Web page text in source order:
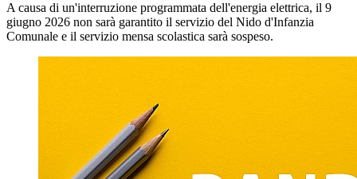
A causa di un'interruzione programmata dell'energia elettrica, il 9
giugno 2026 non sarà garantito il servizio del Nido d'Infanzia
Comunale e il servizio mensa scolastica sarà sospeso.